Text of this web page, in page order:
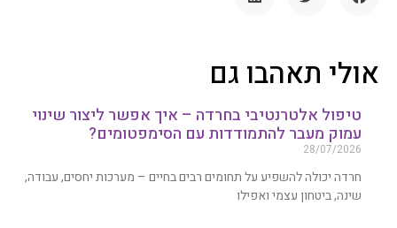
אולי תאהבו גם
טיפול אלטרנטיבי בחרדה – איך אפשר ליצור שינוי
עמוק מעבר להתמודדות עם הסימפטומים?
28/07/2026
חרדה יכולה להשפיע על תחומים רבים בחיים – מערכות יחסים, עבודה,
שינה, ביטחון עצמי ואפילו